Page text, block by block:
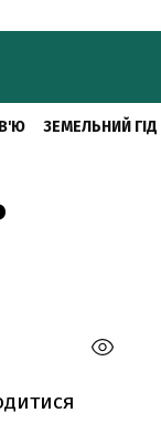
ЗЕМЕЛЬНИЙ ГІД